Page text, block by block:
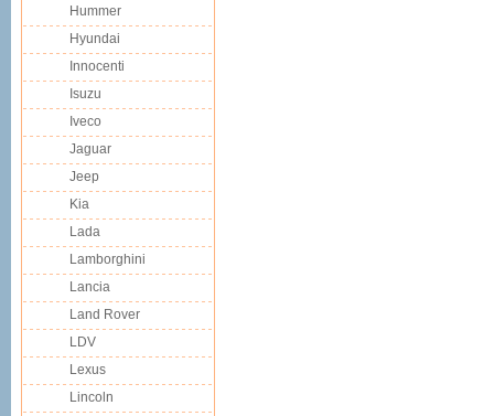
Hummer
Hyundai
Innocenti
Isuzu
Iveco
Jaguar
Jeep
Kia
Lada
Lamborghini
Lancia
Land Rover
LDV
Lexus
Lincoln